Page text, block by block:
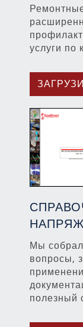
услуги по
Мы
вопросы,
полезный